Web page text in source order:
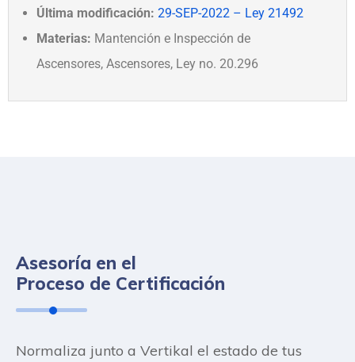
Última modificación: 29-SEP-2022 – Ley 21492
Materias: Mantención e Inspección de
Ascensores, Ascensores, Ley no. 20.296
Asesoría en el
Proceso de Certificación
Normaliza junto a Vertikal el estado de tus